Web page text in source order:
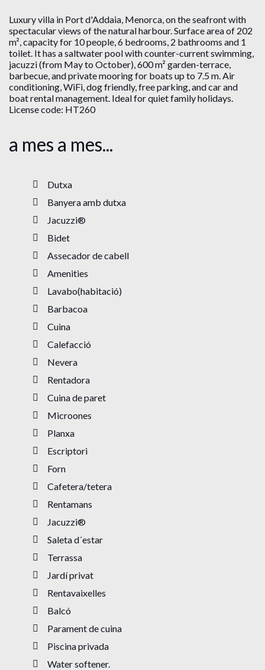
Luxury villa in Port d'Addaia, Menorca, on the seafront with
spectacular views of the natural harbour. Surface area of ​​202
m², capacity for 10 people, 6 bedrooms, 2 bathrooms and 1
toilet. It has a saltwater pool with counter-current swimming,
jacuzzi (from May to October), 600 m² garden-terrace,
barbecue, and private mooring for boats up to 7.5 m. Air
conditioning, WiFi, dog friendly, free parking, and car and
boat rental management. Ideal for quiet family holidays.
License code: HT260
a mes a mes...
Dutxa
Banyera amb dutxa
Jacuzzi®
Bidet
Assecador de cabell
Amenities
Lavabo(habitació)
Barbacoa
Cuina
Calefacció
Nevera
Rentadora
Cuina de paret
Microones
Planxa
Escriptori
Forn
Cafetera/tetera
Rentamans
Jacuzzi®
Saleta d´estar
Terrassa
Jardí privat
Rentavaixelles
Balcó
Parament de cuina
Piscina privada
Water softener.